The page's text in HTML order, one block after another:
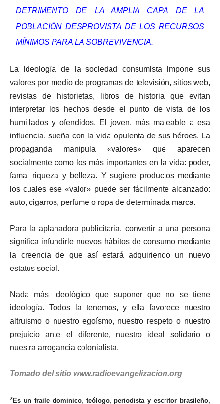
DETRIMENTO DE LA AMPLIA CAPA DE LA
POBLACIÓN DESPROVISTA DE LOS RECURSOS
MÍNIMOS PARA LA SOBREVIVENCIA.
La ideología de la sociedad consumista impone sus
valores por medio de programas de televisión, sitios web,
revistas de historietas, libros de historia que evitan
interpretar los hechos desde el punto de vista de los
humillados y ofendidos. El joven, más maleable a esa
influencia, sueña con la vida opulenta de sus héroes. La
propaganda manipula «valores» que aparecen
socialmente como los más importantes en la vida: poder,
fama, riqueza y belleza. Y sugiere productos mediante
los cuales ese «valor» puede ser fácilmente alcanzado:
auto, cigarros, perfume o ropa de determinada marca.
Para la aplanadora publicitaria, convertir a una persona
significa infundirle nuevos hábitos de consumo mediante
la creencia de que así estará adquiriendo un nuevo
estatus social.
Nada más ideológico que suponer que no se tiene
ideología. Todos la tenemos, y ella favorece nuestro
altruismo o nuestro egoísmo, nuestro respeto o nuestro
prejuicio ante el diferente, nuestro ideal solidario o
nuestra arrogancia colonialista.
Tomado del sitio www.radioevangelizacion.org
*Es un fraile dominico, teólogo, periodista y escritor brasileño,